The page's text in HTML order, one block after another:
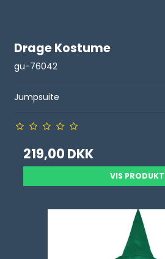
Drage Kostume
gu-76042
Jumpsuite
219,00 DKK
VIS PRODUKT